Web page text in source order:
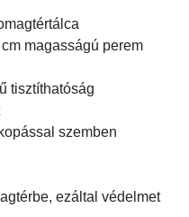
magasságú perem
tisztíthatóság
szemben
ezáltal védelmet